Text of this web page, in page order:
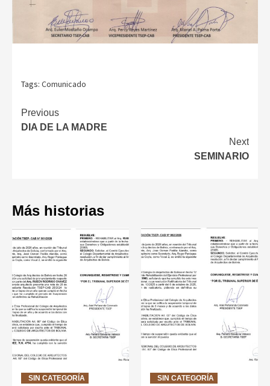
Tags: Comunicado
Continue
Reading
Previous
DIA DE LA MADRE
Next
SEMINARIO
Más historias
SIN CATEGORÍA SIN CATEGORÍA